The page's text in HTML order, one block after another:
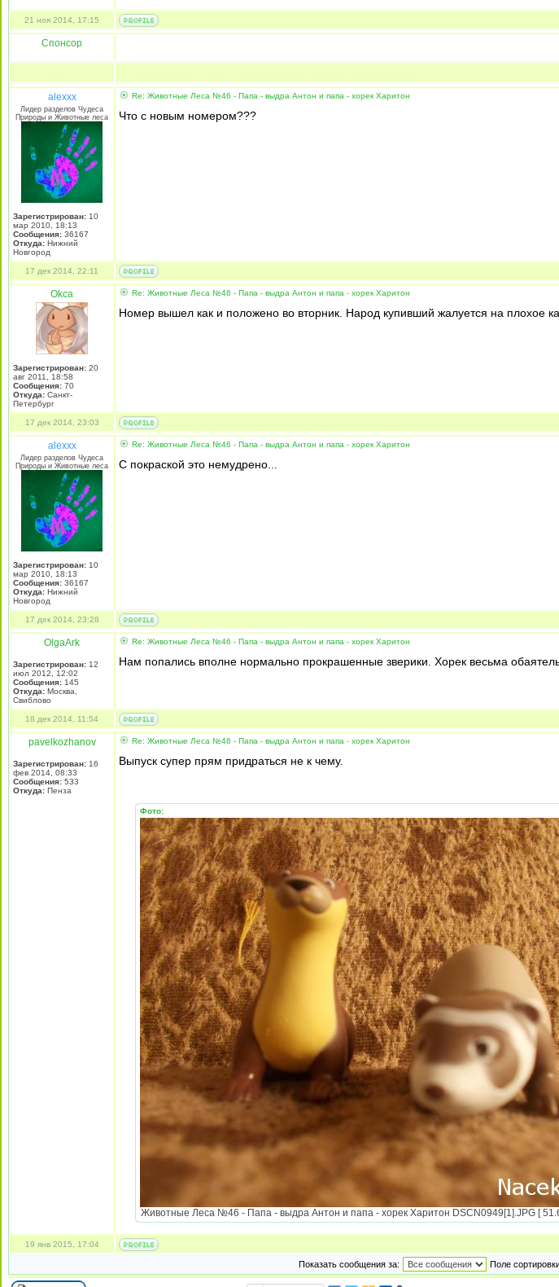
21 ноя 2014, 17:15
Спонсор
alexxx
Лидер разделов Чудеса
Природы и Животные леса
Зарегистрирован: 10
мар 2010, 18:13
Сообщения: 36167
Откуда: Нижний
Новгород
Re: Животные Леса №46 - Папа - выдра Антон и папа - хорек Харитон
Что с новым номером???
17 дек 2014, 22:11
Okca
Зарегистрирован: 20
авг 2011, 18:58
Сообщения: 70
Откуда: Санкт-
Петербург
Re: Животные Леса №46 - Папа - выдра Антон и папа - хорек Харитон
Номер вышел как и положено во вторник. Народ купивший жалуется на плохое
17 дек 2014, 23:03
alexxx
Лидер разделов Чудеса
Природы и Животные леса
Зарегистрирован: 10
мар 2010, 18:13
Сообщения: 36167
Откуда: Нижний
Новгород
Re: Животные Леса №46 - Папа - выдра Антон и папа - хорек Харитон
С покраской это немудрено...
17 дек 2014, 23:28
OlgaArk
Зарегистрирован: 12
июл 2012, 12:02
Сообщения: 145
Откуда: Москва,
Свиблово
Re: Животные Леса №46 - Папа - выдра Антон и папа - хорек Харитон
Нам попались вполне нормально прокрашенные зверики. Хорек весьма
18 дек 2014, 11:54
pavelkozhanov
Зарегистрирован: 16
фев 2014, 08:33
Сообщения: 533
Откуда: Пенза
Re: Животные Леса №46 - Папа - выдра Антон и папа - хорек Харитон
Выпуск супер прям придраться не к чему.
Фото:
Животные Леса №46 - Папа - выдра Антон и папа - хорек Харитон DSCN0949[1].JPG [
19 янв 2015, 17:04
Показать сообщения за: Поле